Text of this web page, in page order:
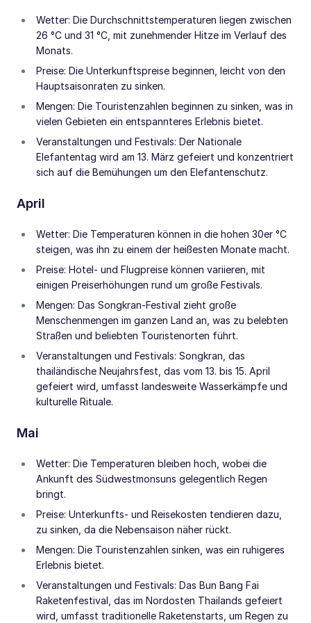
Wetter: Die Durchschnittstemperaturen liegen zwischen
26 °C und 31 °C, mit zunehmender Hitze im Verlauf des
Monats.
Preise: Die Unterkunftspreise beginnen, leicht von den
Hauptsaisonraten zu sinken.
Mengen: Die Touristenzahlen beginnen zu sinken, was in
vielen Gebieten ein entspannteres Erlebnis bietet.
Veranstaltungen und Festivals: Der Nationale
Elefantentag wird am 13. März gefeiert und konzentriert
sich auf die Bemühungen um den Elefantenschutz.
April
Wetter: Die Temperaturen können in die hohen 30er °C
steigen, was ihn zu einem der heißesten Monate macht.
Preise: Hotel- und Flugpreise können variieren, mit
einigen Preiserhöhungen rund um große Festivals.
Mengen: Das Songkran-Festival zieht große
Menschenmengen im ganzen Land an, was zu belebten
Straßen und beliebten Touristenorten führt.
Veranstaltungen und Festivals: Songkran, das
thailändische Neujahrsfest, das vom 13. bis 15. April
gefeiert wird, umfasst landesweite Wasserkämpfe und
kulturelle Rituale.
Mai
Wetter: Die Temperaturen bleiben hoch, wobei die
Ankunft des Südwestmonsuns gelegentlich Regen
bringt.
Preise: Unterkunfts- und Reisekosten tendieren dazu,
zu sinken, da die Nebensaison näher rückt.
Mengen: Die Touristenzahlen sinken, was ein ruhigeres
Erlebnis bietet.
Veranstaltungen und Festivals: Das Bun Bang Fai
Raketenfestival, das im Nordosten Thailands gefeiert
wird, umfasst traditionelle Raketenstarts, um Regen zu